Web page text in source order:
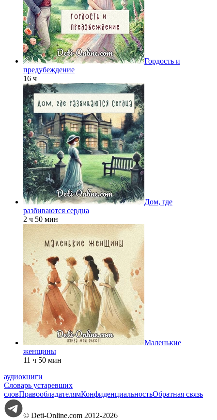
Гордость и
предубеждение
16 ч
Дом, где
разбиваются сердца
2 ч 50 мин
Маленькие
женщины
11 ч 50 мин
аудиокниги
Словарь устаревших
словПравообладателямКонфиденциальностьОбратная связь
© Deti-Online.com 2012-2026